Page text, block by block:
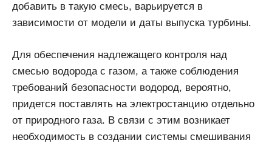
добавить в такую смесь, варьируется в
зависимости от модели и даты выпуска турбины.
Для обеспечения надлежащего контроля над
смесью водорода с газом, а также соблюдения
требований безопасности водород, вероятно,
придется поставлять на электростанцию отдельно
от природного газа. В связи с этим возникает
необходимость в создании системы смешивания